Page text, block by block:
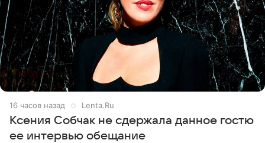
16 часов назад Lenta.Ru
Ксения Собчак не сдержала данное гостю
ее интервью обещание